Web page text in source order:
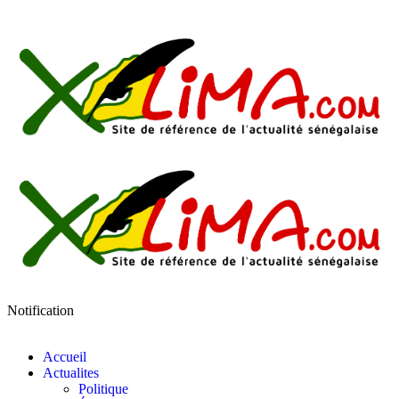
Notification
Accueil
Actualites
Politique